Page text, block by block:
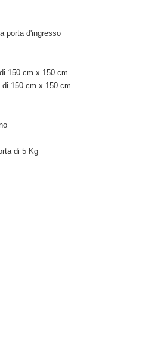
porta d'ingresso
150 cm x 150 cm
di 150 cm x 150 cm
di 5 Kg